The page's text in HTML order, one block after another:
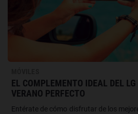
EL COMPLEMENTO IDEAL DEL
VERANO PERFECTO
Entérate de cómo disfrutar de los